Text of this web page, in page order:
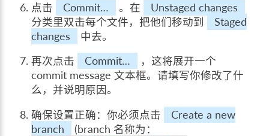
点击
Commit… 。在
Unstaged changes
分类里双击每个文件，把他们移动到
Staged
changes
中去。
再次点击
Commit…
，这将展开一个
commit message 文本框。请填写你修改了什
么，并说明原因。
确保设置正确：你必须点击
Create a new
branch
(branch 名称为：